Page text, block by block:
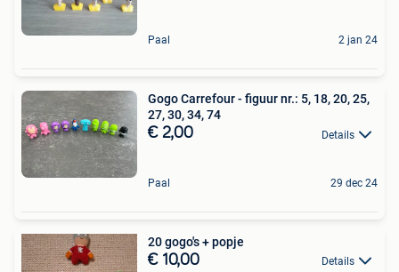
Paal 2 jan 24
Gogo Carrefour - figuur nr.: 5, 18, 20, 25,
27, 30, 34, 74
€ 2,00 Details
Paal 29 dec 24
20 gogo's + popje
€ 10,00 Details